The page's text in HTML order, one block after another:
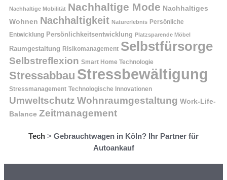
Nachhaltige Mobilität Nachhaltige Mode Nachhaltiges
Wohnen Nachhaltigkeit Naturerlebnis Persönliche
Entwicklung Persönlichkeitsentwicklung Platzsparende Möbel
Raumgestaltung Risikomanagement Selbstfürsorge
Selbstreflexion Smart Home Technologie
Stressabbau Stressbewältigung
Stressmanagement Technologische Innovationen
Umweltschutz Wohnraumgestaltung Work-Life-
Balance Zeitmanagement
Tech > Gebrauchtwagen in Köln? Ihr Partner für
Autoankauf